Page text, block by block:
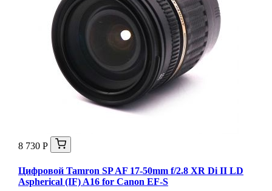
8 730 Р
Цифровой Tamron SP AF 17-50mm f/2.8 XR Di II LD
Aspherical (IF) A16 for Canon EF-S